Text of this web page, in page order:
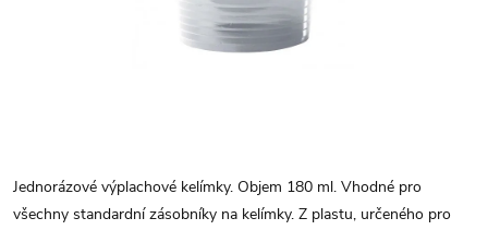
Jednorázové výplachové kelímky. Objem 180 ml. Vhodné pro
všechny standardní zásobníky na kelímky. Z plastu, určeného pro